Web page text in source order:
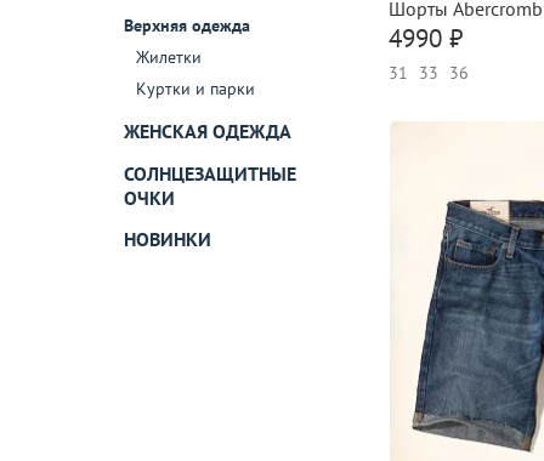
Верхняя одежда
Жилетки
Куртки и парки
ЖЕНСКАЯ ОДЕЖДА
СОЛНЦЕЗАЩИТНЫЕ
ОЧКИ
НОВИНКИ
Шорты
4990 ₽
31 33 36